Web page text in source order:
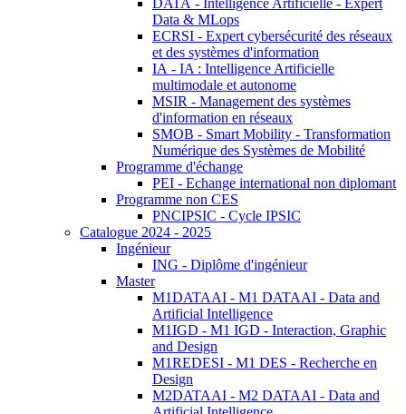
DATA - Intelligence Artificielle - Expert
Data & MLops
ECRSI - Expert cybersécurité des réseaux
et des systèmes d'information
IA - IA : Intelligence Artificielle
multimodale et autonome
MSIR - Management des systèmes
d'information en réseaux
SMOB - Smart Mobility - Transformation
Numérique des Systèmes de Mobilité
Programme d'échange
PEI - Echange international non diplomant
Programme non CES
PNCIPSIC - Cycle IPSIC
Catalogue 2024 - 2025
Ingénieur
ING - Diplôme d'ingénieur
Master
M1DATAAI - M1 DATAAI - Data and
Artificial Intelligence
M1IGD - M1 IGD - Interaction, Graphic
and Design
M1REDESI - M1 DES - Recherche en
Design
M2DATAAI - M2 DATAAI - Data and